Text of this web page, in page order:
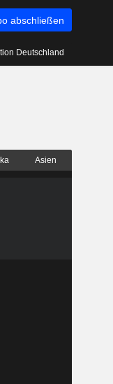
abschließen
Deutschland
Asien